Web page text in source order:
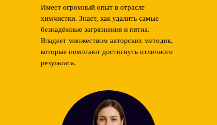
Имеет огромный опыт в отрасле
химчистки. Знает, как удалить самые
безнадёжные загрязнения и пятна.
Владеет множеством авторских методик,
которые помогают достигнуть отличного
результата.